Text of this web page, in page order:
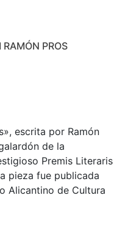
PROS
, escrita por Ramón
de la
Premis Literaris
pieza fue publicada
Alicantino de Cultura